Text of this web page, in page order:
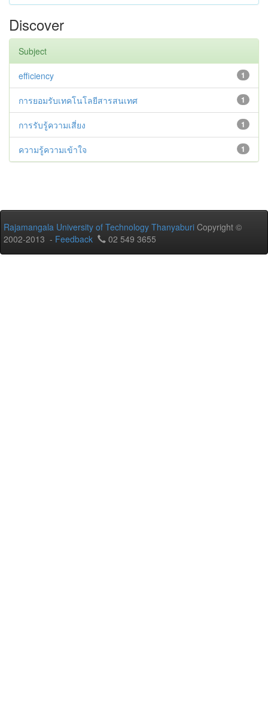
Discover
Subject
1
efficiency
1
การยอมรับเทคโนโลยีสารสนเทศ
1
การรับรู้ความเสี่ยง
1
ความรู้ความเข้าใจ
Rajamangala University of Technology Thanyaburi Copyright ©
2002-2013 - Feedback 02 549 3655